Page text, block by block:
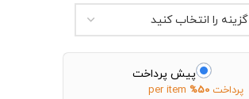
پیش پرداخت
پرداخت50%
per item